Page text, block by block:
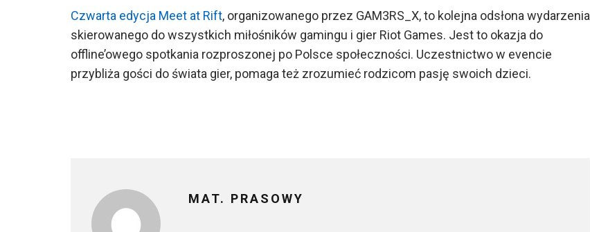
Czwarta edycja Meet at Rift, organizowanego przez GAM3RS_X, to kolejna odsłona wydarzenia
skierowanego do wszystkich miłośników gamingu i gier Riot Games. Jest to okazja do
offline’owego spotkania rozproszonej po Polsce społeczności. Uczestnictwo w evencie
przybliża gości do świata gier, pomaga też zrozumieć rodzicom pasję swoich dzieci.
MAT. PRASOWY